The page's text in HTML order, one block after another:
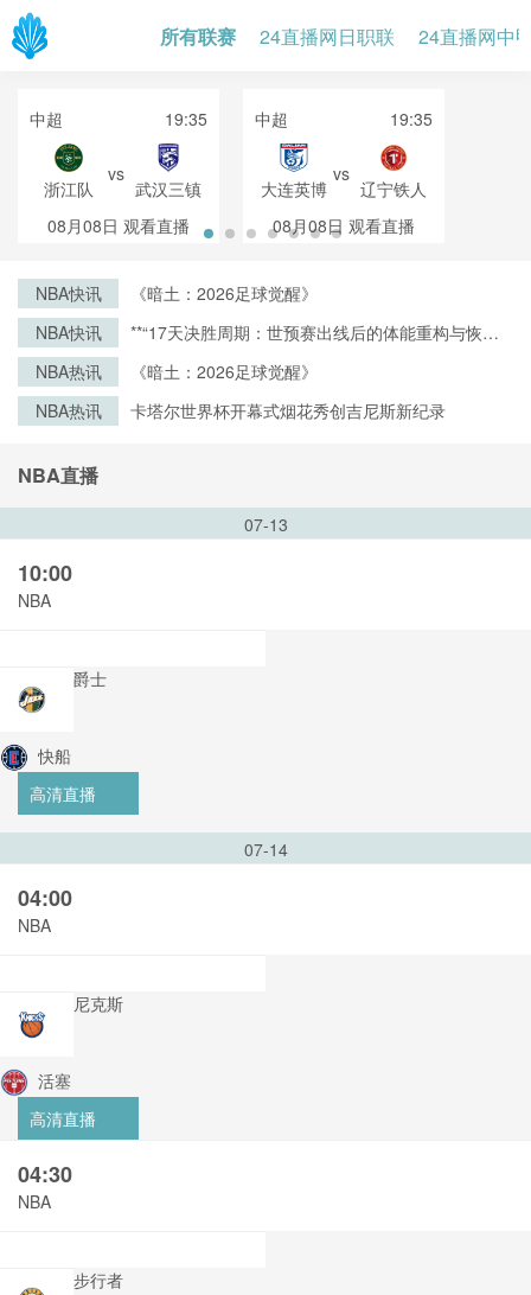
所有联赛 24直播网日职联 24直播网中
中超 19:35
浙江队
vs
武汉三镇
08月08日 观看直播
中超 19:35
大连英博
vs
辽宁铁人
08月08日 观看直播
NBA快讯
《暗土：2026足球觉醒》
NBA快讯
**“17天决胜周期：世预赛出线后的体能重构与恢复
NBA热讯
《暗土：2026足球觉醒》
NBA热讯
卡塔尔世界杯开幕式烟花秀创吉尼斯新纪录
NBA直播
07-13
10:00
NBA
爵士
快船
高清直播
07-14
04:00
NBA
尼克斯
活塞
高清直播
04:30
NBA
步行者